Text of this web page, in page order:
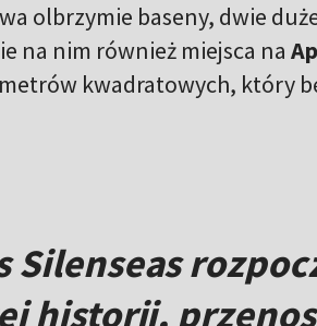
olbrzymie baseny, dwie
na nim również miejsca na
kwadratowych, który
Silenseas
historii,